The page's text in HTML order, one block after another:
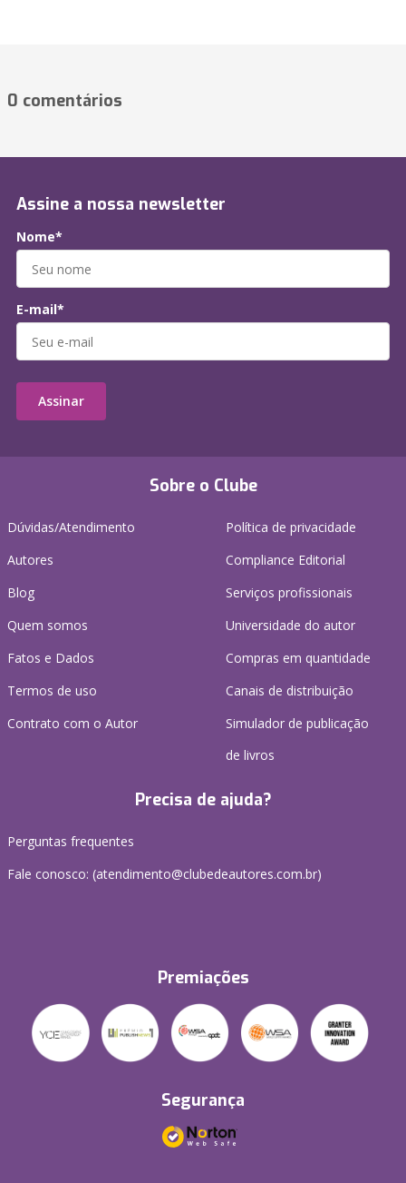
0 comentários
Sobre o Clube
Dúvidas/Atendimento
Autores
Blog
Quem somos
Fatos e Dados
Termos de uso
Contrato com o Autor
Política de privacidade
Compliance Editorial
Serviços profissionais
Universidade do autor
Compras em quantidade
Canais de distribuição
Simulador de publicação
de livros
Precisa de ajuda?
Perguntas frequentes
Fale conosco: (atendimento@clubedeautores.com.br)
Premiações
Segurança
Assine a nossa newsletter
Nome*
E-mail*
Assinar